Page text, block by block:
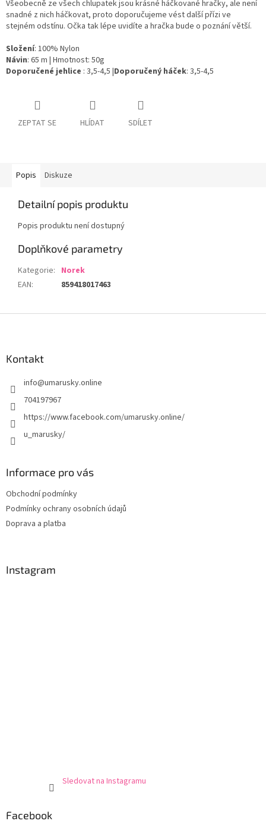
Všeobecně ze všech chlupatekjsou krásné háčkované hračky, ale není
snadné z nich háčkovat, proto doporučujeme vést další přízi ve
stejném odstínu. Očka tak lépe uvidíte a hračka bude o poznání větší.
Složení: 100% Nylon
Návin: 65 m | Hmotnost: 50g
Doporučenéjehlice : 3,5-4,5 |Doporučený háček: 3,5-4,5
ZEPTAT SE HLÍDAT SDÍLET
Popis Diskuze
Detailní popis produktu
Popis produktu není dostupný
Doplňkové parametry
Kategorie: Norek
EAN: 859418017463
Kontakt
info@umarusky.online
704197967
https://www.facebook.com/umarusky.online/
u_marusky/
Informace pro vás
Obchodní podmínky
Podmínky ochrany osobních údajů
Doprava a platba
Instagram
Sledovat na Instagramu
Facebook